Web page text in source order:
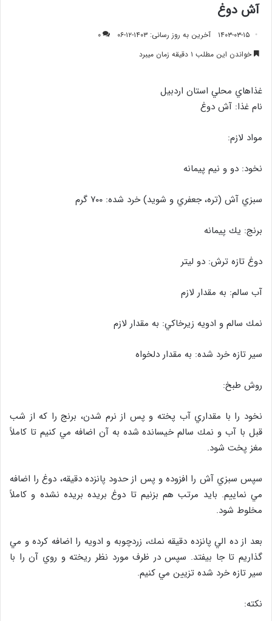
آش دوغ
۱۴۰۳-۰۳-۱۵ آخرین به روز رسانی: ۱۴۰۳-۱۲-۰۶
۰
خواندن این مطلب ۱ دقیقه زمان میبرد
غذاهاي محلي استان اردبيل
نام غذا: آش دوغ
مواد لازم:
نخود: دو و نيم پيمانه
سبزي آش (تره، جعفري و شويد) خرد شده: ٧٠٠ گرم
برنج: يك پيمانه
دوغ تازه ترش: دو ليتر
آب سالم: به مقدار لازم
نمك سالم و ادويه زيرخاكي: به مقدار لازم
سير تازه خرد شده: به مقدار دلخواه
روش طبخ:
نخود را با مقداري آب پخته و پس از نرم شدن، برنج را كه از شب
قبل با آب و نمك سالم خيسانده شده به آن اضافه مي كنيم تا كاملاً
مغز پخت شود.
سپس سبزي آش را افزوده و پس از حدود پانزده دقيقه، دوغ را اضافه
مي نماييم. بايد مرتب هم بزنيم تا دوغ بريده بريده نشده و كاملاً
مخلوط شود.
بعد از ده الي پانزده دقيقه نمك، زردچوبه و ادويه را اضافه كرده و مي
گذاريم تا جا بيفتد. سپس در ظرف مورد نظر ريخته و روي آن را با
سير تازه خرد شده تزيين مي كنيم.
نكته: